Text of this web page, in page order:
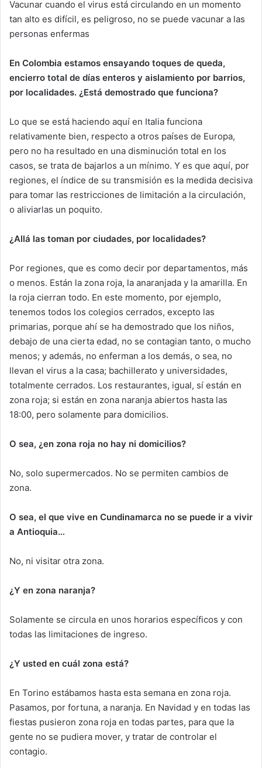
Vacunar cuando el virus está circulando en un momento
tan alto es difícil, es peligroso, no se puede vacunar a las
personas enfermas
En Colombia estamos ensayando toques de queda,
encierro total de días enteros y aislamiento por barrios,
por localidades. ¿Está demostrado que funciona?
Lo que se está haciendo aquí en Italia funciona
relativamente bien, respecto a otros países de Europa,
pero no ha resultado en una disminución total en los
casos, se trata de bajarlos a un mínimo. Y es que aquí, por
regiones, el índice de su transmisión es la medida decisiva
para tomar las restricciones de limitación a la circulación,
o aliviarlas un poquito.
¿Allá las toman por ciudades, por localidades?
Por regiones, que es como decir por departamentos, más
o menos. Están la zona roja, la anaranjada y la amarilla. En
la roja cierran todo. En este momento, por ejemplo,
tenemos todos los colegios cerrados, excepto las
primarias, porque ahí se ha demostrado que los niños,
debajo de una cierta edad, no se contagian tanto, o mucho
menos; y además, no enferman a los demás, o sea, no
llevan el virus a la casa; bachillerato y universidades,
totalmente cerrados. Los restaurantes, igual, sí están en
zona roja; si están en zona naranja abiertos hasta las
18:00, pero solamente para domicilios.
O sea, ¿en zona roja no hay ni domicilios?
No, solo supermercados. No se permiten cambios de
zona.
O sea, el que vive en Cundinamarca no se puede ir a vivir
a Antioquia…
No, ni visitar otra zona.
¿Y en zona naranja?
Solamente se circula en unos horarios específicos y con
todas las limitaciones de ingreso.
¿Y usted en cuál zona está?
En Torino estábamos hasta esta semana en zona roja.
Pasamos, por fortuna, a naranja. En Navidad y en todas las
fiestas pusieron zona roja en todas partes, para que la
gente no se pudiera mover, y tratar de controlar el
contagio.